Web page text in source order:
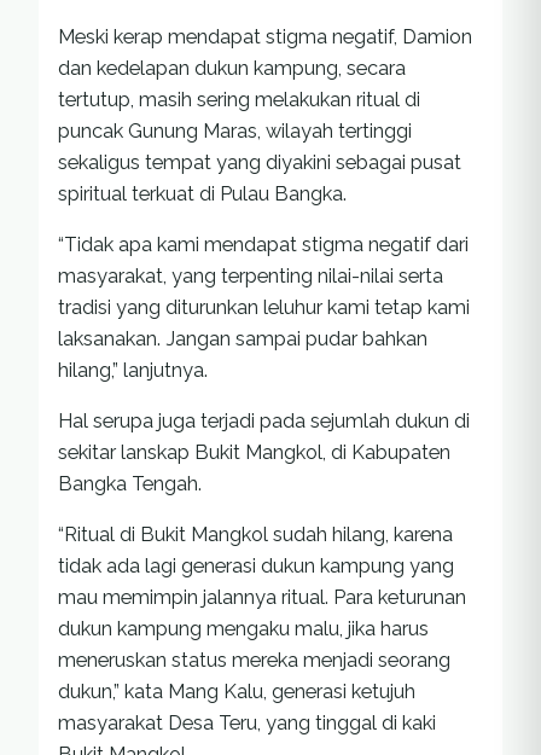
Meski kerap mendapat stigma negatif, Damion
dan kedelapan dukun kampung, secara
tertutup, masih sering melakukan ritual di
puncak Gunung Maras, wilayah tertinggi
sekaligus tempat yang diyakini sebagai pusat
spiritual terkuat di Pulau Bangka.
“Tidak apa kami mendapat stigma negatif dari
masyarakat, yang terpenting nilai-nilai serta
tradisi yang diturunkan leluhur kami tetap kami
laksanakan. Jangan sampai pudar bahkan
hilang,” lanjutnya.
Hal serupa juga terjadi pada sejumlah dukun di
sekitar lanskap Bukit Mangkol, di Kabupaten
Bangka Tengah.
“Ritual di Bukit Mangkol sudah hilang, karena
tidak ada lagi generasi dukun kampung yang
mau memimpin jalannya ritual. Para keturunan
dukun kampung mengaku malu, jika harus
meneruskan status mereka menjadi seorang
dukun,” kata Mang Kalu, generasi ketujuh
masyarakat Desa Teru, yang tinggal di kaki